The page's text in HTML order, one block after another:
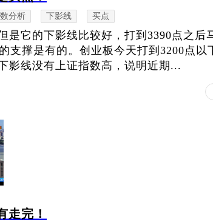
分析 下影线 买点
是它的下影线比较好，打到3390点之后
支撑是有的。创业板今天打到3200点以
影线没有上证指数高，说明近期...
走完！